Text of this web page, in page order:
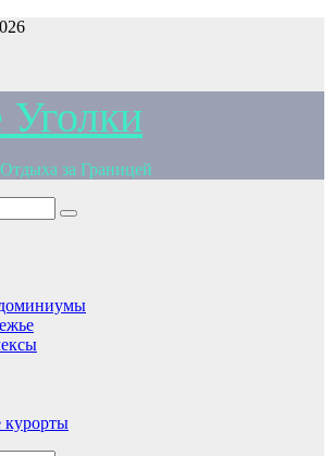
Уголки
за Границей
курорты